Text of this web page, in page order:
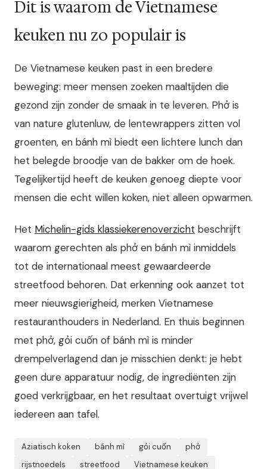
Dit is waarom de Vietnamese
keuken nu zo populair is
De Vietnamese keuken past in een bredere
beweging: meer mensen zoeken maaltijden die
gezond zijn zonder de smaak in te leveren. Phở is
van nature glutenluw, de lentewrappers zitten vol
groenten, en bánh mì biedt een lichtere lunch dan
het belegde broodje van de bakker om de hoek.
Tegelijkertijd heeft de keuken genoeg diepte voor
mensen die echt willen koken, niet alleen opwarmen.
Het Michelin-gids klassiekerenoverzicht beschrijft
waarom gerechten als phở en bánh mì inmiddels
tot de internationaal meest gewaardeerde
streetfood behoren. Dat erkenning ook aanzet tot
meer nieuwsgierigheid, merken Vietnamese
restauranthouders in Nederland. En thuis beginnen
met phở, gỏi cuốn of bánh mì is minder
drempelverlagend dan je misschien denkt: je hebt
geen dure apparatuur nodig, de ingrediënten zijn
goed verkrijgbaar, en het resultaat overtuigt vrijwel
iedereen aan tafel.
Aziatisch koken bánh mì gỏi cuốn
phở
rijstnoedels
streetfood Vietnamese keuken